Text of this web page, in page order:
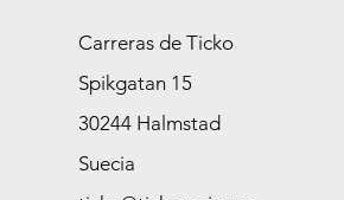
Carreras de Ticko
Spikgatan 15
30244 Halmstad
Suecia